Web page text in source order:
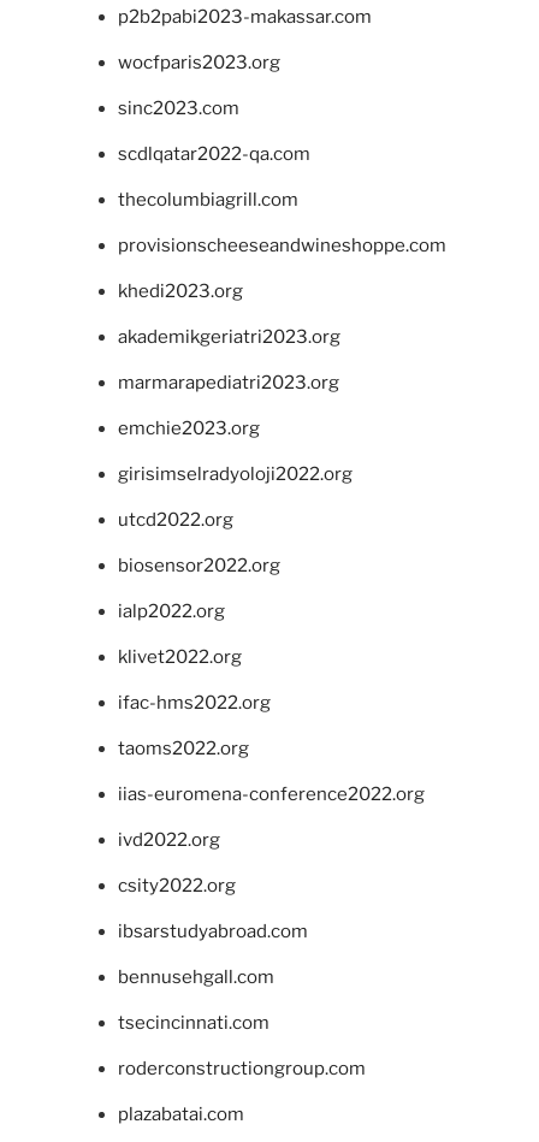
p2b2pabi2023-makassar.com
wocfparis2023.org
sinc2023.com
scdlqatar2022-qa.com
thecolumbiagrill.com
provisionscheeseandwineshoppe.com
khedi2023.org
akademikgeriatri2023.org
marmarapediatri2023.org
emchie2023.org
girisimselradyoloji2022.org
utcd2022.org
biosensor2022.org
ialp2022.org
klivet2022.org
ifac-hms2022.org
taoms2022.org
iias-euromena-conference2022.org
ivd2022.org
csity2022.org
ibsarstudyabroad.com
bennusehgall.com
tsecincinnati.com
roderconstructiongroup.com
plazabatai.com